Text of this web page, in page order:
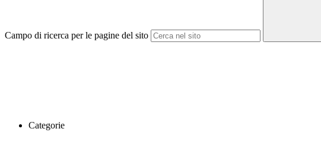
Campo di ricerca per le pagine del sito
Categorie